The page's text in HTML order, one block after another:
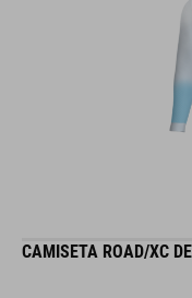
CAMISETA ROAD/XC